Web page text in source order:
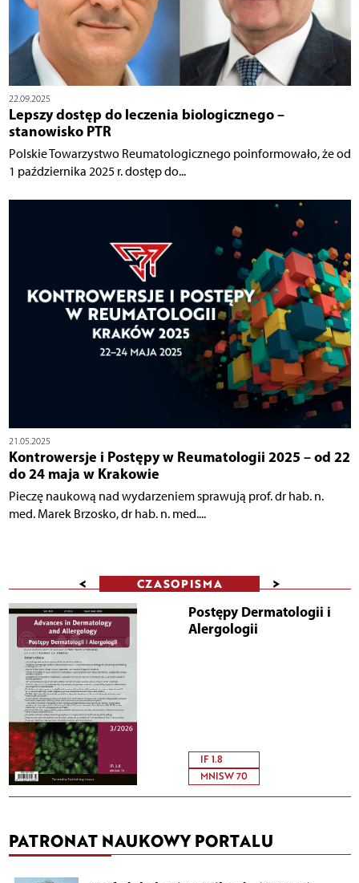
22.09.2025
Lepszy dostęp do leczenia biologicznego –
stanowisko PTR
Polskie Towarzystwo Reumatologicznego poinformowało, że od
1 października 2025 r. dostęp do...
21.05.2025
Kontrowersje i Postępy w Reumatologii 2025 – od 22
do 24 maja w Krakowie
Pieczę naukową nad wydarzeniem sprawują prof. dr hab. n.
med. Marek Brzosko, dr hab. n. med....
< CZASOPISMA >
Postępy Dermatologii i
Alergologii
IF 1.8
MNISW 70
PATRONAT NAUKOWY PORTALU